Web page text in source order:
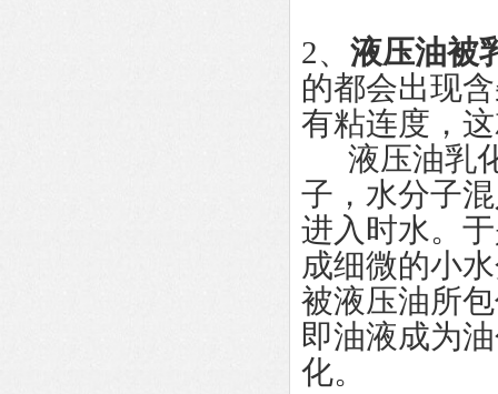
2、 液压油被
的都会出现
有粘连度，
液压油乳化
子，水分子
进入时水。
成细微的小
被液压油所
即油液成为
化。